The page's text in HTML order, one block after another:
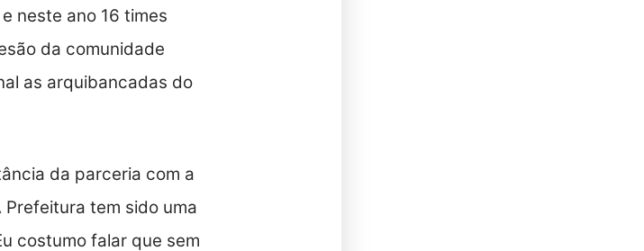
neste ano 16 times
da comunidade
as arquibancadas do
da parceria com a
tem sido uma
costumo falar que sem